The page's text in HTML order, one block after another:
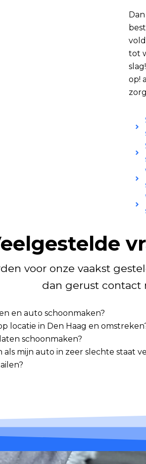
tot
op!
voor onze vaakst
dan gerust contact
en auto schoonmaken?
locatie in Den Haag en
schoonmaken?
mijn auto in zeer slechte staat